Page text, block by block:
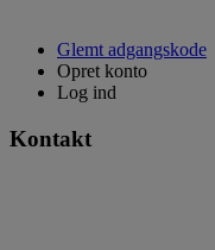
Glemt adgangskode
Opret konto
Log ind
Kontakt